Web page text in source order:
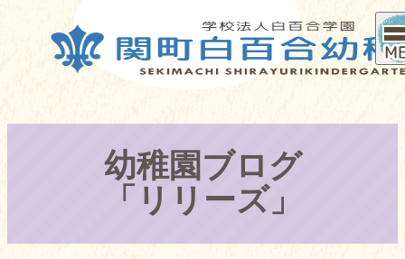
HOME
園の紹介
特色
園の生活
預かり保育
入園案内
満３歳児
幼稚園ブログ
「リリーズ」